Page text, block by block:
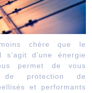
chère que le
s’agit d’une énergie
permet de vous
protection de
et performants